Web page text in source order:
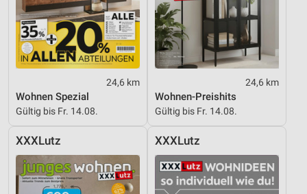
24,6 km
Wohnen Spezial
Gültig bis Fr. 14.08.
24,6 km
Wohnen-Preishits
Gültig bis Fr. 14.08.
XXXLutz XXXLutz